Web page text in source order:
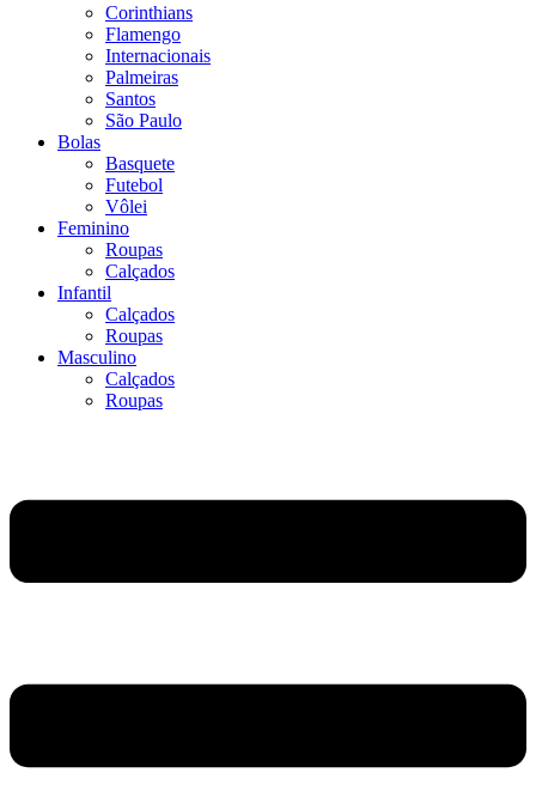
Corinthians
Flamengo
Internacionais
Palmeiras
Santos
São Paulo
Bolas
Basquete
Futebol
Vôlei
Feminino
Roupas
Calçados
Infantil
Calçados
Roupas
Masculino
Calçados
Roupas